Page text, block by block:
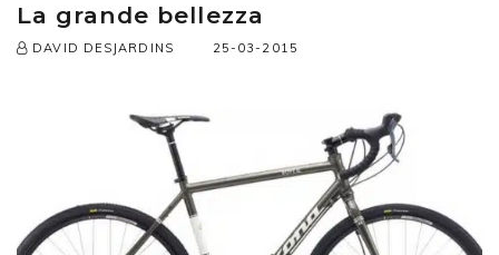
La grande bellezza
DAVID DESJARDINS 25-03-2015